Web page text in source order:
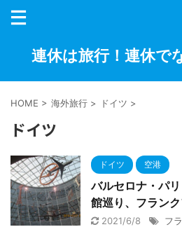
連休は旅行！連休で
HOME > 海外旅行 > ドイツ >
ドイツ
ドイツ 空港
バルセロナ・パ
館巡り、フラン
2021/6/8 フ